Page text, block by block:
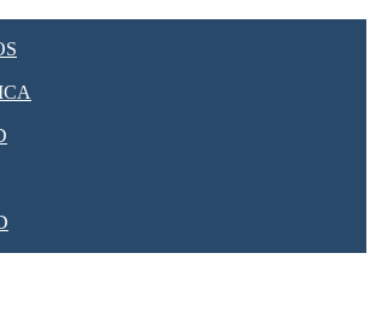
TRANSIENTES SPDS PARA
FOTOVOLTAICAS